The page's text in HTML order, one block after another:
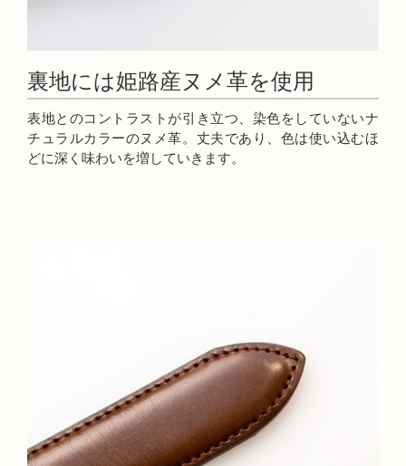
裏地には姫路産ヌメ革を使用
表地とのコントラストが引き立つ、染色をしていないナ
チュラルカラーのヌメ革。丈夫であり、色は使い込むほ
どに深く味わいを増していきます。